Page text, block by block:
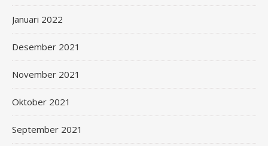
Januari 2022
Desember 2021
November 2021
Oktober 2021
September 2021